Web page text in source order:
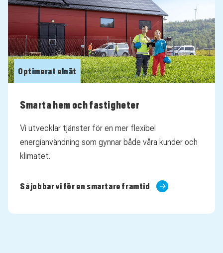
Optimerat elnät
Smarta hem och fastigheter
Vi utvecklar tjänster för en mer flexibel
energianvändning som gynnar både våra kunder och
klimatet.
Så jobbar vi för en smartare framtid